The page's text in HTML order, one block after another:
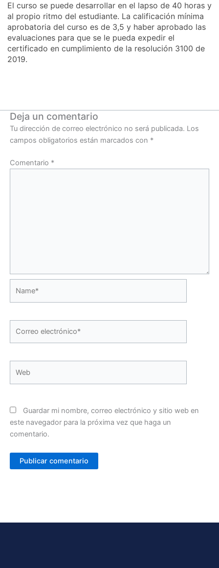
El curso se puede desarrollar en el lapso de 40 horas y
al propio ritmo del estudiante. La calificación mínima
aprobatoria del curso es de 3,5 y haber aprobado las
evaluaciones para que se le pueda expedir el
certificado en cumplimiento de la resolución 3100 de
2019.
Deja un comentario
Tu dirección de correo electrónico no será publicada. Los
campos obligatorios están marcados con *
Comentario *
Guardar mi nombre, correo electrónico y sitio web en
este navegador para la próxima vez que haga un
comentario.